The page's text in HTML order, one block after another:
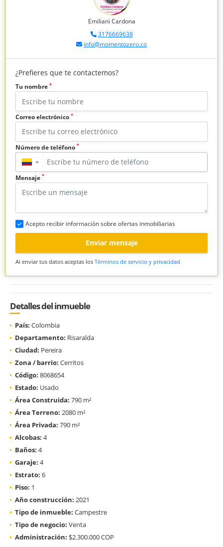
Emiliani Cardona
3176669638
info@momentozero.co
¿Prefieres que te contactemos?
Tu nombre *
Correo electrónico *
Número de teléfono *
▼
Mensaje *
Acepto recibir información sobre ofertas inmobiliarias
Enviar mensaje
Al enviar tus datos aceptas los Términos de servicio y privacidad
Detalles del inmueble
País: Colombia
Departamento: Risaralda
Ciudad: Pereira
Zona / barrio: Cerritos
Código: 8068654
Estado: Usado
Área Construida: 790 m²
Área Terreno: 2080 m²
Área Privada: 790 m²
Alcobas: 4
Baños: 4
Garaje: 4
Estrato: 6
Piso: 1
Año construcción: 2021
Tipo de inmueble: Campestre
Tipo de negocio: Venta
Administración: $2.300.000 COP